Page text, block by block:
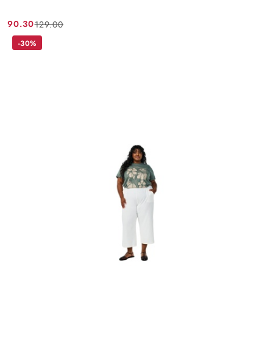
Cena
promocyjna:
90.30
Cena
przed
129.00
-30%